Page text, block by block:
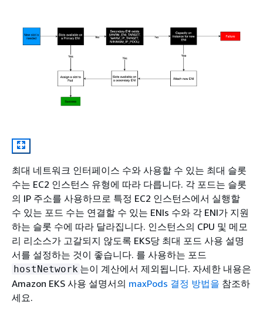
최대 네트워크 인터페이스 수와 사용할 수 있는 최대 슬롯
수는 EC2 인스턴스 유형에 따라 다릅니다. 각 포드는 슬롯
의 IP 주소를 사용하므로 특정 EC2 인스턴스에서 실행할
수 있는 포드 수는 연결할 수 있는 ENIs 수와 각 ENI가 지원
하는 슬롯 수에 따라 달라집니다. 인스턴스의 CPU 및 메모
리 리소스가 고갈되지 않도록 EKS당 최대 포드 사용 설명
서를 설정하는 것이 좋습니다. 를 사용하는 포드
hostNetwork 는이 계산에서 제외됩니다. 자세한 내용은
Amazon EKS 사용 설명서의 maxPods 결정 방법을 참조하
세요.